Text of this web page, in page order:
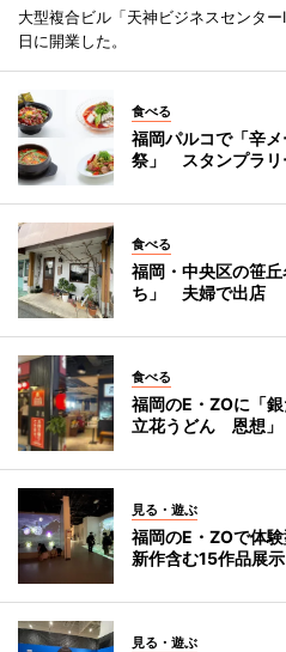
大型複合ビル「天神ビジネスセンタ
日に開業した。
食べる
福岡パルコで「辛
祭」 スタンプラリ
食べる
福岡・中央区の笹
ち」 夫婦で出店
食べる
福岡のE・ZOに「
立花うどん 恩想」
見る・遊ぶ
福岡のE・ZOで体
新作含む15作品展示
見る・遊ぶ